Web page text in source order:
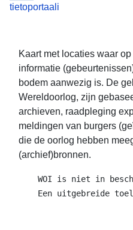
tietoportaali
Kaart met locaties waar
informatie
bodem aanwezig is. De
Wereldoorlog, zijn
archieven, raadpleging
meldingen van burgers
die de oorlog hebben
(archief)bronnen.
WOI is niet in